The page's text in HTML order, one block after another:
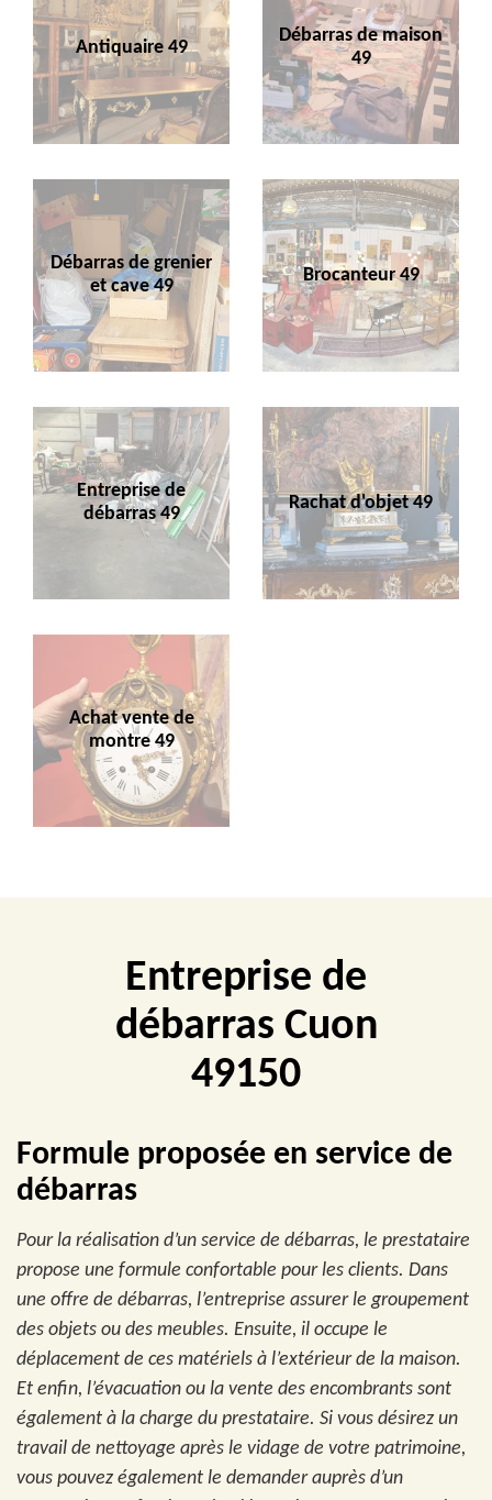
Antiquaire 49
Débarras de maison
49
Débarras de grenier
et cave 49
Brocanteur 49
Entreprise de
débarras 49
Rachat d'objet 49
Achat vente de
montre 49
Entreprise de
débarras Cuon
49150
Formule proposée en service de
débarras
Pour la réalisation d’un service de débarras, le prestataire
propose une formule confortable pour les clients. Dans
une offre de débarras, l’entreprise assurer le groupement
des objets ou des meubles. Ensuite, il occupe le
déplacement de ces matériels à l’extérieur de la maison.
Et enfin, l’évacuation ou la vente des encombrants sont
également à la charge du prestataire. Si vous désirez un
travail de nettoyage après le vidage de votre patrimoine,
vous pouvez également le demander auprès d’un